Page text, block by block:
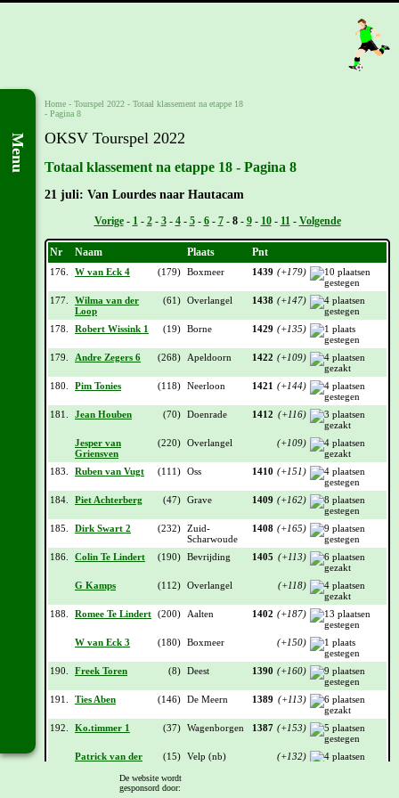
Menu
Home - Tourspel 2022 - Totaal klassement na etappe 18
- Pagina 8
OKSV Tourspel 2022
Totaal klassement na etappe 18 - Pagina 8
21 juli: Van Lourdes naar Hautacam
Vorige- 1- 2- 3- 4- 5- 6- 7- 8- 9- 10- 11- Volgende
Nr Naam Plaats Pnt
176. W van Eck 4 (179) Boxmeer 1439 (+179)
177.
Wilma van der
Loop
(61) Overlangel 1438 (+147)
178. Robert Wissink 1 (19) Borne 1429 (+135)
179. Andre Zegers 6 (268) Apeldoorn 1422 (+109)
180. Pim Tonies (118) Neerloon 1421 (+144)
181. Jean Houben (70) Doenrade 1412 (+116)
Jesper van
Griensven
(220) Overlangel (+109)
183. Ruben van Vugt (111) Oss 1410 (+151)
184. Piet Achterberg (47) Grave 1409 (+162)
185. Dirk Swart 2 (232) Zuid-
Scharwoude
1408 (+165)
186. Colin Te Lindert (190) Bevrijding 1405 (+113)
G Kamps (112) Overlangel (+118)
188. Romee Te Lindert (200) Aalten 1402 (+187)
W van Eck 3 (180) Boxmeer (+150)
190. Freek Toren (8) Deest 1390 (+160)
191. Ties Aben (146) De Meern 1389 (+113)
192. Ko.timmer 1 (37) Wagenborgen 1387 (+153)
Patrick van der
(15) Velp (nb) (+132)
Jan Romeijn 2 (6)
De website wordt
gesponsord door: